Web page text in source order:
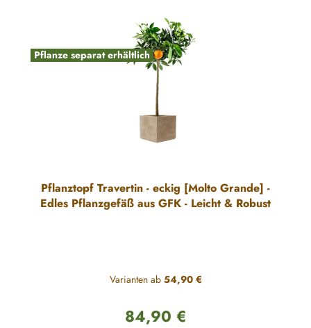
Pflanze separat erhältlich
Pflanztopf Travertin - eckig [Molto Grande] -
Edles Pflanzgefäß aus GFK - Leicht & Robust
Varianten ab54,90 €
Regulärer Preis:
84,90 €